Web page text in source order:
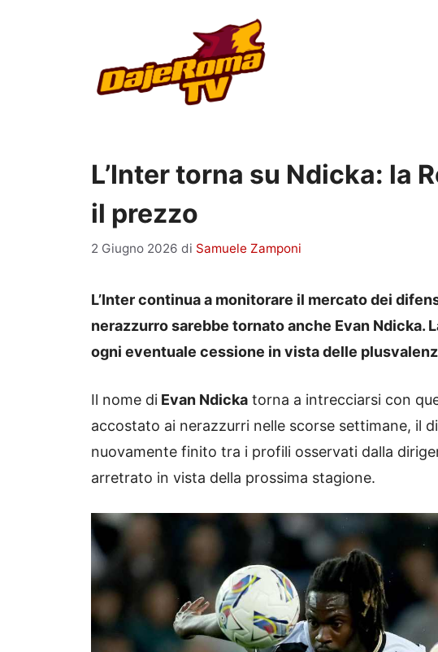
L’Inter torna su Ndicka: la
il prezzo
2 Giugno 2026 di Samuele Zamponi
L’Inter continua a monitorare il mercato dei
nerazzurro sarebbe tornato anche Evan Ndicka.
ogni eventuale cessione in vista delle
Il nome di Evan Ndicka torna a intrecciarsi con
accostato ai nerazzurri nelle scorse settimane, il
nuovamente finito tra i profili osservati dalla
arretrato in vista della prossima stagione.